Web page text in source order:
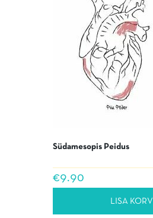
Südamesopis Peidus
€9.90
LISA KORVI